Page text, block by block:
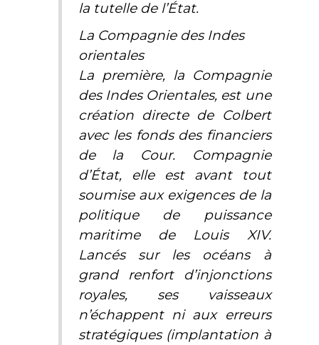
la tutelle de l’État.
La Compagnie des Indes
orientales
La première, la Compagnie
des Indes Orientales, est une
création directe de Colbert
avec les fonds des financiers
de la Cour. Compagnie
d’État, elle est avant tout
soumise aux exigences de la
politique de puissance
maritime de Louis XIV.
Lancés sur les océans à
grand renfort d’injonctions
royales, ses vaisseaux
n’échappent ni aux erreurs
stratégiques (implantation à